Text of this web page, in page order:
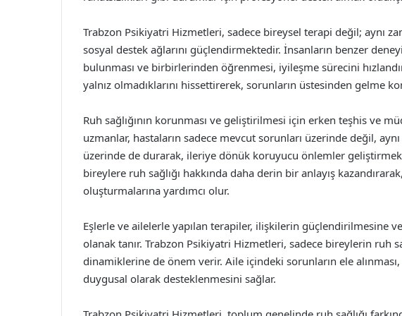
Trabzon Psikiyatri Hizmetleri, sadece bireysel terapi değil; aynı
sosyal destek ağlarını güçlendirmektedir. İnsanların benzer
bulunması ve birbirlerinden öğrenmesi, iyileşme sürecini
yalnız olmadıklarını hissettirerek, sorunların üstesinden gelme
Ruh sağlığının korunması ve geliştirilmesi için erken teşhis ve
uzmanlar, hastaların sadece mevcut sorunları üzerinde değil,
üzerinde de durarak, ileriye dönük koruyucu önlemler
bireylere ruh sağlığı hakkında daha derin bir anlayış kazandırarak,
oluşturmalarına yardımcı olur.
Eşlerle ve ailelerle yapılan terapiler, ilişkilerin güçlendirilmesine
olanak tanır. Trabzon Psikiyatri Hizmetleri, sadece bireylerin ruh
dinamiklerine de önem verir. Aile içindeki sorunların ele
duygusal olarak desteklenmesini sağlar.